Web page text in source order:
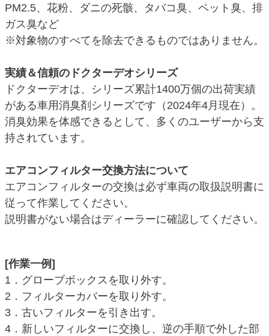
PM2.5、花粉、ダニの死骸、タバコ臭、ペット臭、排
ガス臭など
※対象物のすべてを除去できるものではありません。
実績＆信頼のドクターデオシリーズ
ドクターデオは、シリーズ累計1400万個の出荷実績
がある車用消臭剤シリーズです（2024年4月現在）。
消臭効果を体感できるとして、多くのユーザーから支
持されています。
エアコンフィルター交換方法について
エアコンフィルターの交換は必ず車両の取扱説明書に
従って作業してください。
説明書がない場合はディーラーに確認してください。
[作業一例]
1．グローブボックスを取り外す。
2．フィルターカバーを取り外す。
3．古いフィルターを引き出す。
4．新しいフィルターに交換し、逆の手順で外した部